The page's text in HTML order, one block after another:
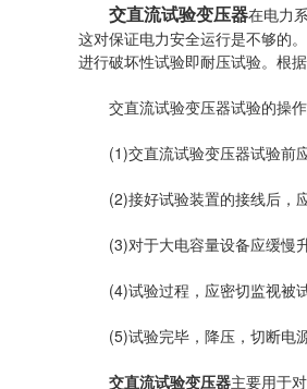
交直流试验变压器在电力
这对保证电力安全运行是不够的
进行破坏性试验即耐压试验。根
交直流试验变压器试验的操作
(1)交直流试验变压器试验前应
(2)接好试验装置的接线后，应
(3)对于大电容量设备应缓慢升
(4)试验过程，应密切监视被试
(5)试验完毕，降压，切断电源
交直流试验变压器主要用于